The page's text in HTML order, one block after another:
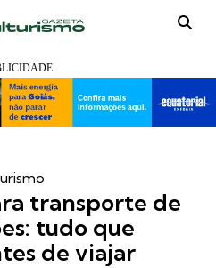
transporte de
tudo que
de viajar